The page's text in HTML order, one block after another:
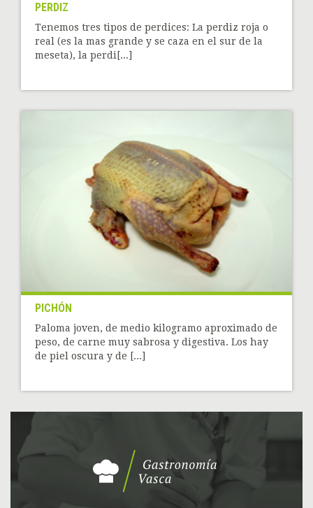
PERDIZ
Tenemos tres tipos de perdices: La perdiz roja o
real (es la mas grande y se caza en el sur de la
meseta), la perdi[...]
PICHÓN
Paloma joven, de medio kilogramo aproximado de
peso, de carne muy sabrosa y digestiva. Los hay
de piel oscura y de [...]